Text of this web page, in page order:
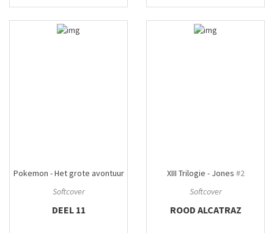
Pokemon - Het grote avontuur
Softcover
DEEL 11
XIII Trilogie - Jones #2
Softcover
ROOD ALCATRAZ